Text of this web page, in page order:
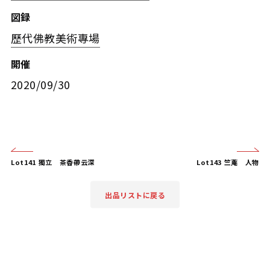
図録
歷代佛教美術專場
開催
2020/09/30
Lot141 獨立 茶香帶云深 Lot143 竺蓭 人物
出品リストに戻る